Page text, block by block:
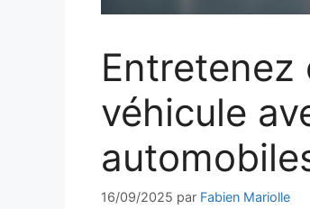
véhicule
16/09/2025 par Fabien Mariolle